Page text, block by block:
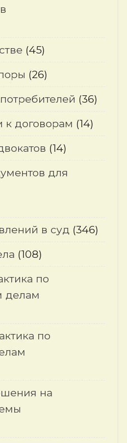
(45)
(26)
(36)
к договорам (14)
(14)
для
в суд (346)
(108)
по
делам
по
на